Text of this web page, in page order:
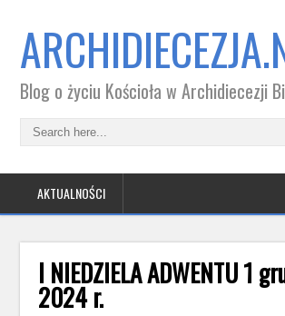
Blog o życiu Kościoła w Archidiecezji
AKTUALNOŚCI
I NIEDZIELA ADWENTU 1
2024 r.